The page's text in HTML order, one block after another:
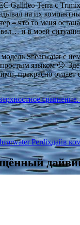
Gallileo Terra с
на их
– что то меня
и в моей
Shearwater с
языком 🙂
прекрасно отдает
сравнение.
Perdixдайв